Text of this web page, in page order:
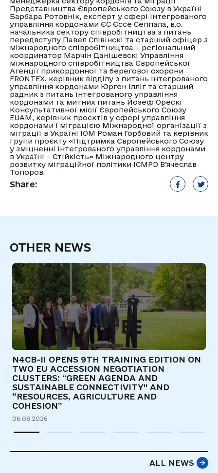
Share:
Представництва Європейського Союзу в Україні
Барбара Ротовнік, експерт у сфері інтегрованого
управління кордонами ЄС Єссе Сеппала, в.о.
начальника сектору співробітництва з питань
передвступу Павел Слівінскі та старший офіцер з
міжнародного співробітництва – регіональний
координатор Марчін Данішевскі Управління
міжнародного співробітництва Європейської
Агенції прикордонної та берегової охорони
FRONTEX, керівник відділу з питань інтегрованого
управління кордонами Юрген Ілліг та старший
радник з питань інтегрованого управління
кордонами та митних питань Йозеф Орескі
Консультативної місії Європейського Союзу
EUAM, керівник проєктів у сфері управління
кордонами і міграцією Міжнародної організації з
міграції в Україні IOM Роман Горбовий та керівник
групи проєкту «Підтримка Європейського Союзу
у зміцненні інтегрованого управління кордонами
в Україні – Стійкість» Міжнародного центру
розвитку міграційної політики ICMPD В’ячеслав
Топоров.
OTHER NEWS
N4CB-II OPENS 9TH TRAINING EDITION ON
TWO EU ACCESSION NEGOTIATION
CLUSTERS: “GREEN AGENDA AND
SUSTAINABLE CONNECTIVITY” AND
“RESOURCES, AGRICULTURE AND
COHESION”
06.08.2026
ALL NEWS